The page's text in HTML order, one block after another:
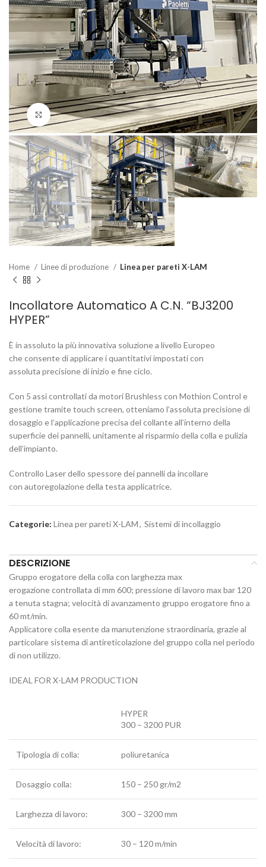
Click to enlarge
Home Linee di produzione Linea per pareti X-LAM
Incollatore Automatico A C.N. “BJ3200
HYPER”
È in assoluto la più innovativa soluzione a livello Europeo
che consente di applicare i quantitativi impostati con
assoluta precisione di inizio e fine ciclo.
Con 5 assi controllati da motori Brushless con Mothion Control e
gestione tramite touch screen, otteniamo l’assoluta precisione di
dosaggio e l’applicazione precisa del collante all’interno della
superficie dei pannelli, unitamente al risparmio della colla e pulizia
dell’impianto.
Controllo Laser dello spessore dei pannelli da incollare
con autoregolazione della testa applicatrice.
Categorie: Linea per pareti X-LAM, Sistemi di incollaggio
DESCRIZIONE
Gruppo erogatore della colla con larghezza max
erogazione controllata di mm 600; pressione di lavoro max bar 120
a tenuta stagna; velocità di avanzamento gruppo erogatore fino a
60 mt/min.
Applicatore colla esente da manutenzione straordinaria, grazie al
particolare sistema di antireticolazione del gruppo colla nel periodo
di non utilizzo.
IDEAL FOR X-LAM PRODUCTION
HYPER
300 – 3200 PUR
Tipologia di colla: poliuretanica
Dosaggio colla: 150 – 250 gr/m2
Larghezza di lavoro: 300 – 3200 mm
Velocità di lavoro: 30 – 120 m/min